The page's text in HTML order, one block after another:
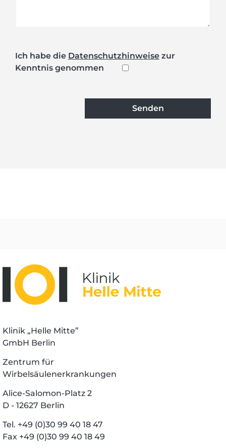
Ich habe die Datenschutzhinweise zur
Kenntnis genommen
Senden
Klinik „Helle Mitte”
GmbH Berlin
Zentrum für
Wirbelsäulenerkrankungen
Alice-Salomon-Platz 2
D - 12627 Berlin
Tel. +49 (0)30 99 40 18 47
Fax +49 (0)30 99 40 18 49